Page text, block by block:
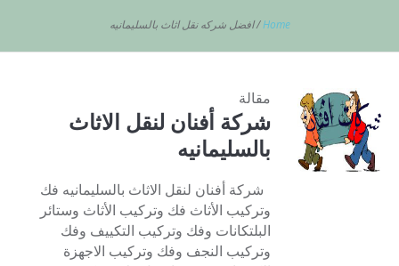
Home
/افضل شركه نقل اثاث بالسليمانيه
مقالة
شركة أفنان لنقل الاثاث
بالسليمانيه
شركة أفنان لنقل الاثاث بالسليمانيه فك
وتركيب الأثاث فك وتركيب الأثاث وستائر
البلتكانات وفك وتركيب التكييف وفك
وتركيب النجف وفك وتركيب الاجهزة